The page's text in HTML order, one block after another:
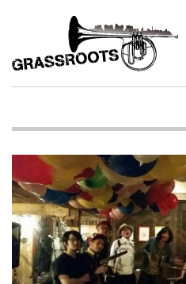
浜
グ
ス
ル
ー
ツ
–
駅
北
口
か
ら
徒
歩
約